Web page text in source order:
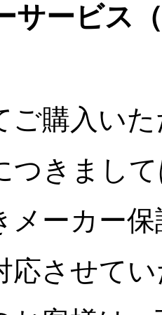
サービス
ご購入い
つきまし
メーカー
応させて